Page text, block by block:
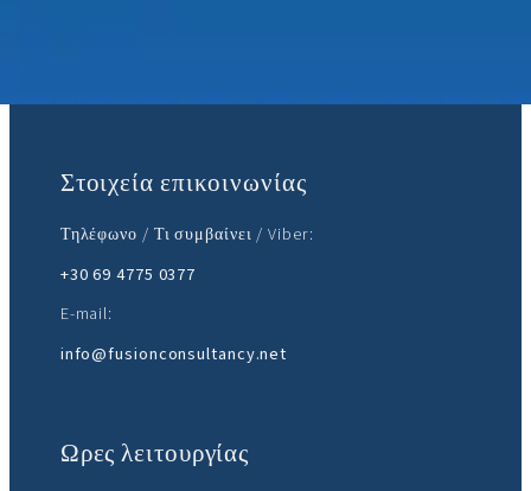
Στοιχεία επικοινωνίας
Τηλέφωνο / Τι συμβαίνει / Viber:
+30 69 4775 0377
E-mail:
info@fusionconsultancy.net
Ωρες λειτουργίας